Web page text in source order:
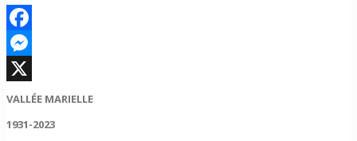
Facebook
Messenger
X
VALLÉE MARIELLE
1931-2023